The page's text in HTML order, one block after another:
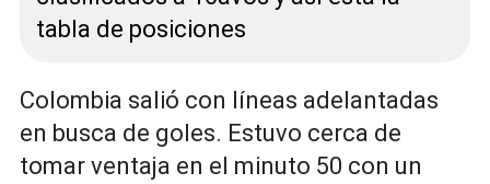
tabla de posiciones
Colombia salió con líneas adelantadas
en busca de goles. Estuvo cerca de
tomar ventaja en el minuto 50 con un